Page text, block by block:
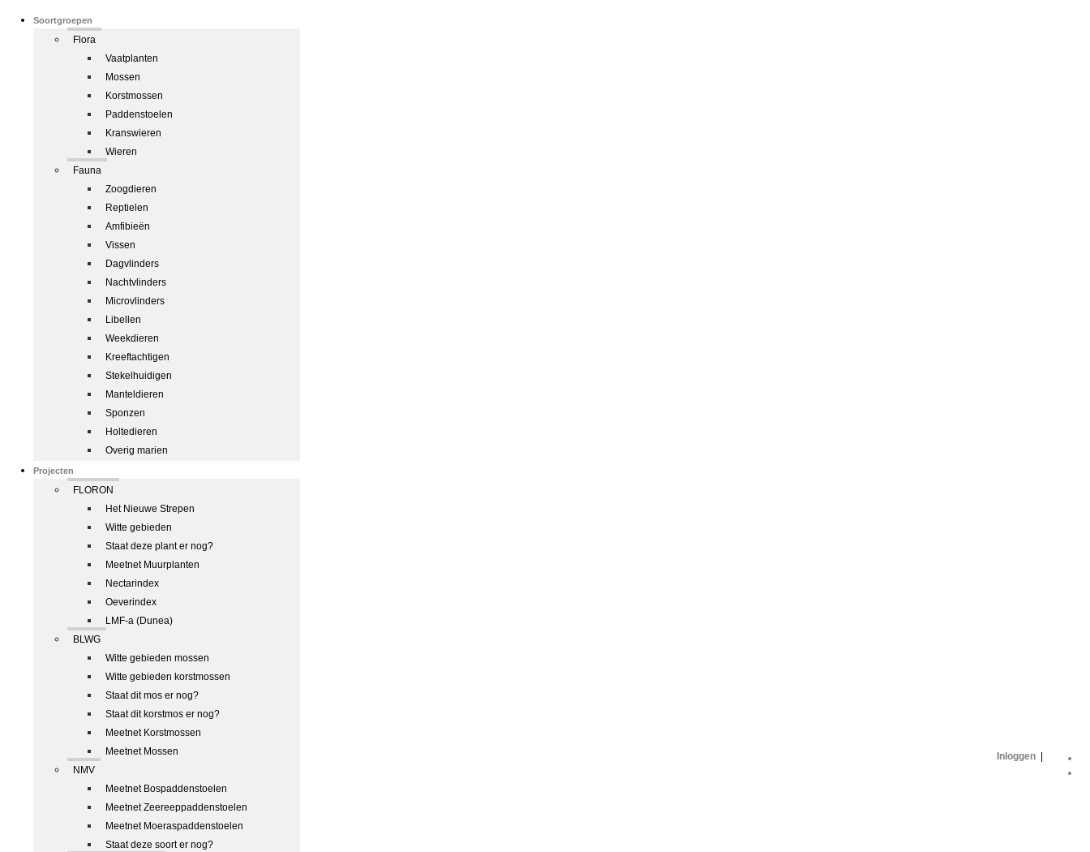
Soortgroepen
Flora
Vaatplanten
Mossen
Korstmossen
Paddenstoelen
Kranswieren
Wieren
Fauna
Zoogdieren
Reptielen
Amfibieën
Vissen
Dagvlinders
Nachtvlinders
Microvlinders
Libellen
Weekdieren
Kreeftachtigen
Stekelhuidigen
Manteldieren
Sponzen
Holtedieren
Overig marien
Projecten
FLORON
Het Nieuwe Strepen
Witte gebieden
Staat deze plant er nog?
Meetnet Muurplanten
Nectarindex
Oeverindex
LMF-a (Dunea)
BLWG
Witte gebieden mossen
Witte gebieden korstmossen
Staat dit mos er nog?
Staat dit korstmos er nog?
Meetnet Korstmossen
Meetnet Mossen
NMV
Meetnet Bospaddenstoelen
Meetnet Zeereeppaddenstoelen
Meetnet Moeraspaddenstoelen
Staat deze soort er nog?
Inloggen